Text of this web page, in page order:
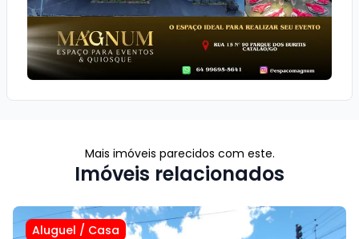
Mais imóveis parecidos com este.
Imóveis relacionados
Aluguel / Casa